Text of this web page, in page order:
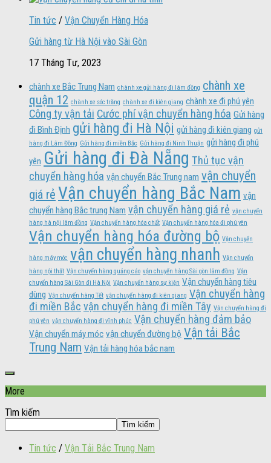
Tin tức / Vận Chuyển Hàng Hóa
Gửi hàng từ Hà Nội vào Sài Gòn
17 Tháng Tư, 2023
chành xe Bắc Trung Nam chành xe gửi hàng đi lâm đồng chành xe
quận 12 chành xe sóc trăng chành xe đi kiên giang chành xe đi phú yên
Công ty vận tải Cước phí vận chuyển hàng hóa Gửi hàng
đi Bình Định gửi hàng đi Hà Nội gửi hàng đi kiên giang gửi
hàng đi Lâm Đồng Gửi hàng đi miền Bắc Gửi hàng đi Ninh Thuận gửi hàng đi phú
yên Gửi hàng đi Đà Nẵng Thủ tục vận
chuyển hàng hóa vận chuyển Bắc Trung nam vận chuyển
giá rẻ Vận chuyển hàng Bắc Nam vận
chuyển hàng Bắc trung Nam vận chuyển hàng giá rẻ vận chuyển
hàng hà nội lâm đồng Vận chuyển hàng hóa chất Vận chuyển hàng hóa đi phú yên
Vận chuyển hàng hóa đường bộ Vận chuyển
hàng máy móc vận chuyển hàng nhanh Vận chuyển
hàng nội thất Vận chuyển hàng quảng cáo vận chuyển hàng Sài gòn lâm đồng Vận
chuyển hàng Sài Gòn đi Hà Nội Vận chuyển hàng sự kiện Vận chuyển hàng tiêu
dùng Vận chuyển hàng Tết vận chuyển hàng đi kiên giang Vận chuyển hàng
đi miền Bắc vận chuyển hàng đi miền Tây Vận chuyển hàng đi
phú yên vận chuyển hàng đi vĩnh phúc Vận chuyển hàng đảm bảo
Vận chuyển máy móc vận chuyển đường bộ Vận tải Bắc
Trung Nam Vận tải hàng hóa bắc nam
More
Tìm kiếm
Tìm kiếm
Tin tức / Vận Tải Bắc Trung Nam